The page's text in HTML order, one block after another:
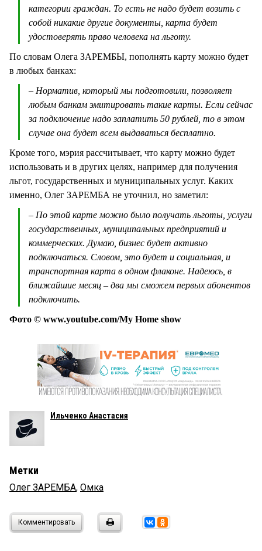
категории граждан. То есть не надо будет возить с
собой никакие другие документы, карта будет
удостоверять право человека на льготу.
По словам Олега ЗАРЕМБЫ, пополнять карту можно будет
в любых банках:
– Норматив, который мы подготовили, позволяет
любым банкам эмитировать такие карты. Если сейчас
за подключение надо заплатить 50 рублей, то в этом
случае она будет всем выдаваться бесплатно.
Кроме того, мэрия рассчитывает, что карту можно будет
использовать и в других целях, например для получения
льгот, государственных и муниципальных услуг. Каких
именно, Олег ЗАРЕМБА не уточнил, но заметил:
– По этой карте можно было получать льготы, услуги
государственных, муниципальных предприятий и
коммерческих. Думаю, бизнес будет активно
подключаться. Словом, это будет и социальная, и
транспортная карта в одном флаконе. Надеюсь, в
ближайшие месяц – два мы сможем первых абонентов
подключить.
Фото © www.youtube.com/My Home show
Ильченко Анастасия
Метки
Олег ЗАРЕМБА, Омка
Комментировать